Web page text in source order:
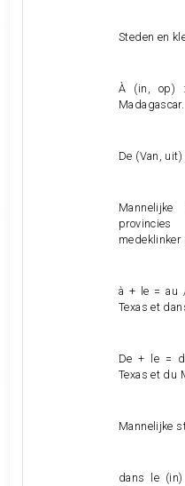
Steden en
À (in, op)
Madagascar.
De (Van,
medeklinker :
à + le = au
Texas et
De + le =
Texas et du
Mannelijke
dans le